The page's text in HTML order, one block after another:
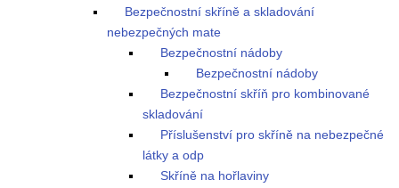
Bezpečnostní skříně a skladování
nebezpečných mate
Bezpečnostní nádoby
Bezpečnostní nádoby
Bezpečnostní skříň pro kombinované
skladování
Příslušenství pro skříně na nebezpečné
látky a odp
Skříně na hořlaviny